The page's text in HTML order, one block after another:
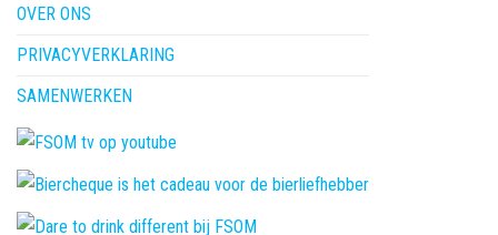
OVER ONS
PRIVACYVERKLARING
SAMENWERKEN